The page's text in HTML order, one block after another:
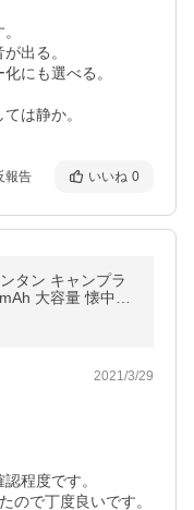
出る。
にも選べる。
は静か。
報告 いいね 0
タン キャンプラ
大容量 懐中電
ド 電量表示 マグ
2021/3/29
程度です。
ので丁度良いです。